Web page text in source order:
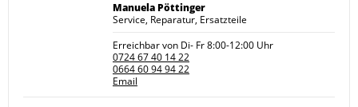
Manuela Pöttinger
Service, Reparatur, Ersatzteile
Erreichbar von Di- Fr 8:00-12:00 Uhr
0724 67 40 14 22
0664 60 94 94 22
Email